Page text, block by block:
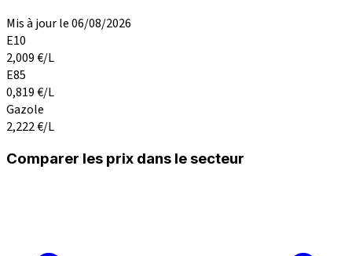
Mis à jour le 06/08/2026
E10
2,009€/L
E85
0,819€/L
Gazole
2,222€/L
Comparer les prix dans le secteur